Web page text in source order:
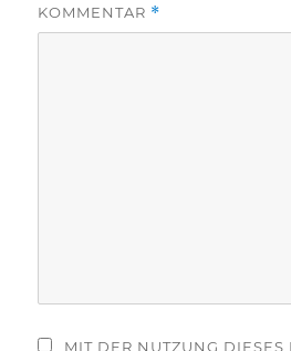
KOMMENTAR *
MIT DER NUTZUNG DIESES